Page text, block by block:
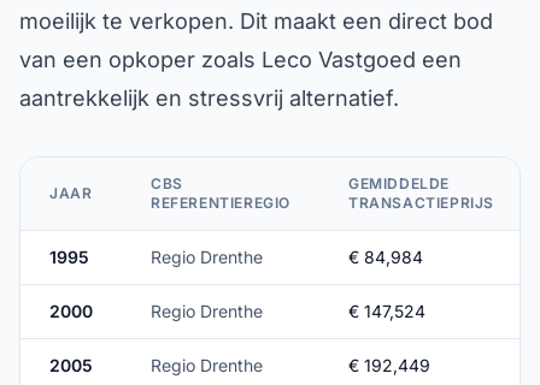
moeilijk te verkopen. Dit maakt een direct bod
van een opkoper zoals Leco Vastgoed een
aantrekkelijk en stressvrij alternatief.
JAAR
CBS
REFERENTIEREGIO
GEMIDDELDE
TRANSACTIEPRIJS
1995 Regio Drenthe € 84,984
2000 Regio Drenthe € 147,524
2005 Regio Drenthe € 192,449